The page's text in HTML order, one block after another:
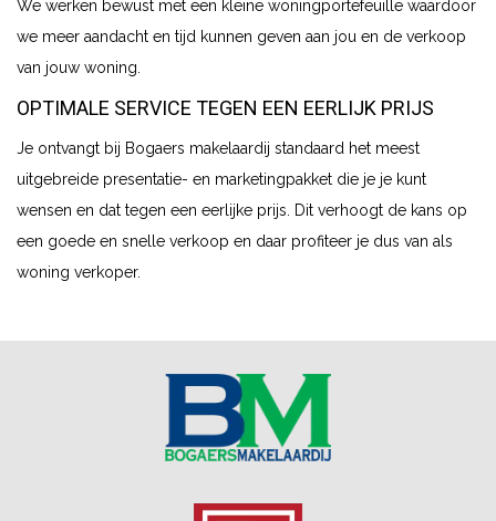
We werken bewust met een kleine woningportefeuille waardoor
we meer aandacht en tijd kunnen geven aan jou en de verkoop
van jouw woning.
OPTIMALE SERVICE TEGEN EEN EERLIJK PRIJS
Je ontvangt bij Bogaers makelaardij standaard het meest
uitgebreide presentatie- en marketingpakket die je je kunt
wensen en dat tegen een eerlijke prijs. Dit verhoogt de kans op
een goede en snelle verkoop en daar profiteer je dus van als
woning verkoper.